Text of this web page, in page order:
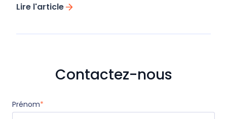
Lire l'article
Contactez-nous
Prénom*